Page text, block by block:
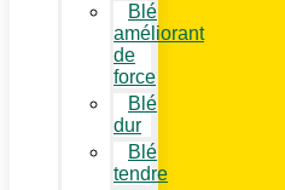
Blé
améliorant
de
force
Blé
dur
Blé
tendre